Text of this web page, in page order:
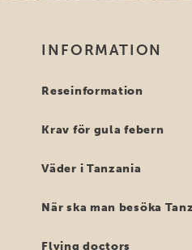
INFORMATION
Reseinformation
Krav för gula febern
Väder i Tanzania
När ska man besöka
Flying doctors